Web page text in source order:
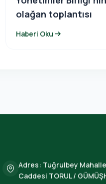
olağan toplantısı
Haberi Oku arrow_right_alt
Adres: Tuğrulbey
Caddesi TORUL /